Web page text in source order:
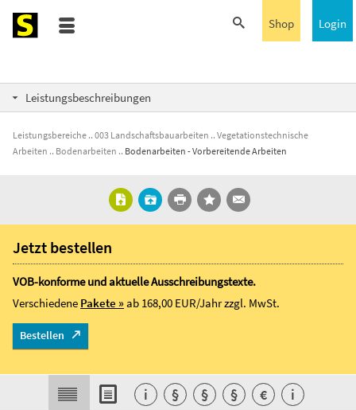
Login
Shop
Leistungsbeschreibungen
Leistungsbereiche 003 Landschaftsbauarbeiten
Vegetationstechnische
Arbeiten
Bodenarbeiten Bodenarbeiten - Vorbereitende Arbeiten
Jetzt bestellen
VOB-konforme und aktuelle Ausschreibungstexte.
Verschiedene Pakete »ab 168,00 EUR/Jahrzzgl. MwSt.
Bestellen
i § § § € i